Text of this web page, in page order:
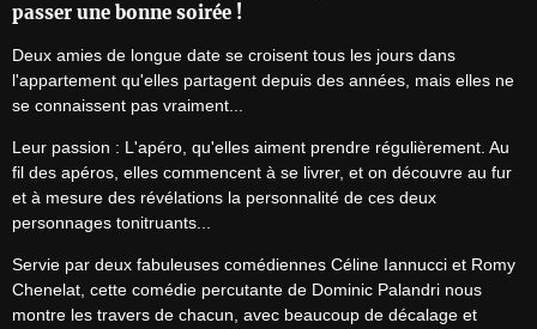
passer une bonne soirée !
Deux amies de longue date se croisent tous les jours dans
l'appartement qu'elles partagent depuis des années, mais elles ne
se connaissent pas vraiment...
Leur passion : L'apéro, qu'elles aiment prendre régulièrement. Au
fil des apéros, elles commencent à se livrer, et on découvre au fur
et à mesure des révélations la personnalité de ces deux
personnages tonitruants...
Servie par deux fabuleuses comédiennes Céline Iannucci et Romy
Chenelat, cette comédie percutante de Dominic Palandri nous
montre les travers de chacun, avec beaucoup de décalage et